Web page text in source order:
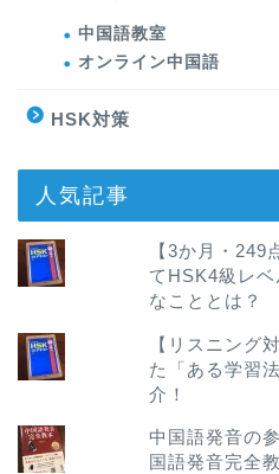
中国語教室
オンライン中国語
HSK対策
人気記事
【3か月・249
てHSK4級レ
なこととは？
【リスニング
た「ある学習
介！
中国語発音の
国語発音完全